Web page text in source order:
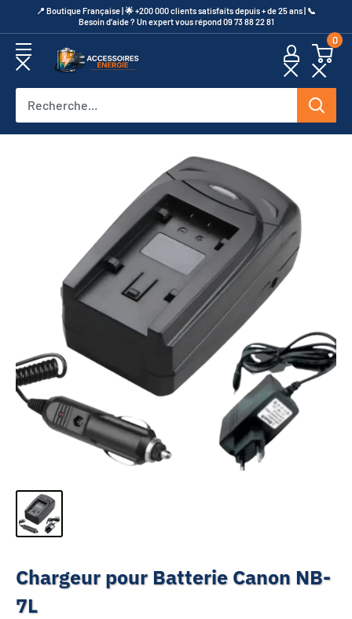
au
contenu
​📍​ Boutique Française | 🌟 +200 000 clients satisfaits depuis + de 25 ans | 📞​
Besoin d’aide ? Un expert vous répond 09 73 88 22 81
Accessoires
0
Chargeur pour Batterie Canon NB-
7L